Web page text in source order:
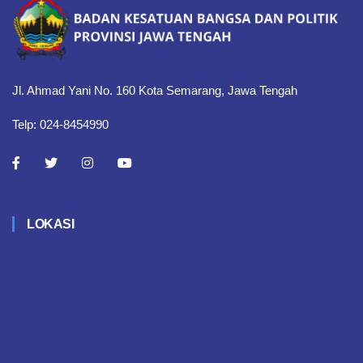
Jl. Ahmad Yani No. 160 Kota Semarang, Jawa Tengah
Telp: 024-8454990
LOKASI